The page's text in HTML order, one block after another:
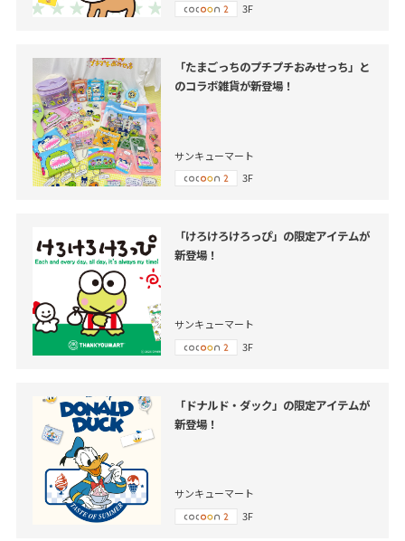
3F
「たまごっちのプチプチおみせっち」と
のコラボ雑貨が新登場！
サンキューマート
3F
「けろけろけろっぴ」の限定アイテムが
新登場！
サンキューマート
3F
「ドナルド・ダック」の限定アイテムが
新登場！
サンキューマート
3F